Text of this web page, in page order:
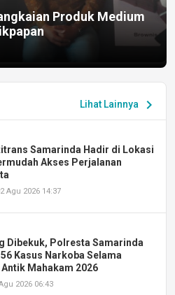
Produk Medium
Lihat Lainnya chevron_right
Samarinda Hadir di Lokasi
Akses Perjalanan
Agu 2026 14:37
Dibekuk, Polresta Samarinda
Kasus Narkoba Selama
Mahakam 2026
2026 06:43